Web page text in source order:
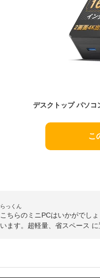
こ
らっくん
こちらのミニPCはいかがでし
います。超軽量、省スペース